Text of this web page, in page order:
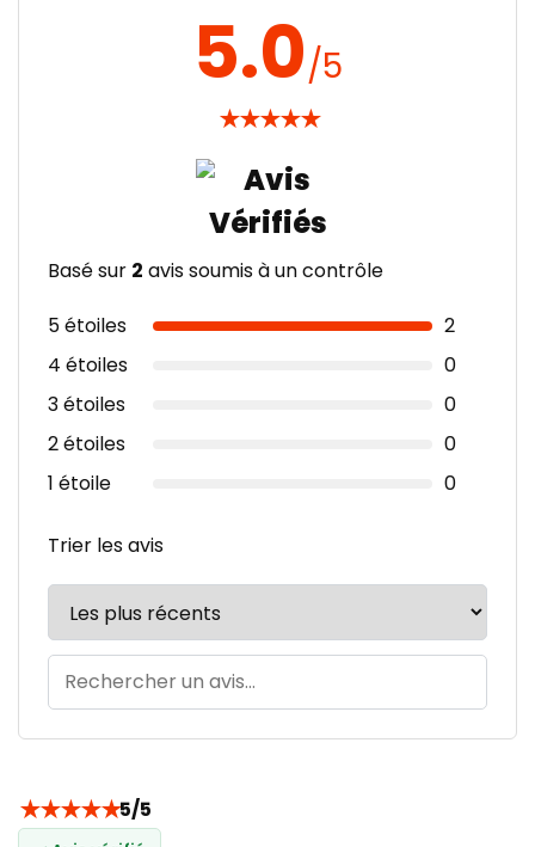
5.0/5
★★★★★
Basé sur 2 avis soumis à un contrôle
5 étoiles
2
4 étoiles
0
3 étoiles
0
2 étoiles
0
1 étoile
0
Trier les avis
★★★★★5/5